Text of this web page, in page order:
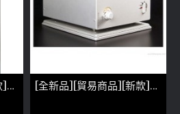
[全新品][貿易商品][新款]#Nagra HD AMP 單聲道後級 Pair [全新品][貿易商品][新款]Nagra Classic Amp(參考照片)